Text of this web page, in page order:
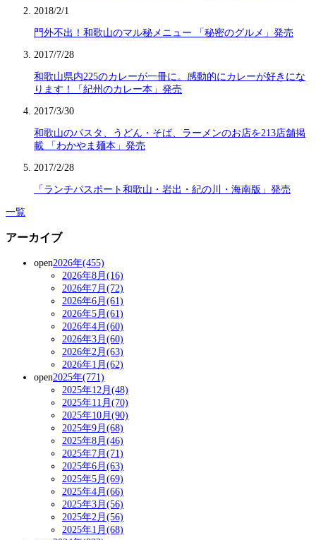
2018/2/1
門外不出！和歌山のマル秘メニュー 「秘密のグルメ」発売
2017/7/28
和歌山県内225のカレーが一冊に。感動的にカレーが好きにな
ります！「紀州のカレー本」発売
2017/3/30
和歌山のパスタ、うどん・そば、ラーメンのお店を213店舗掲
載 「わかやま麺本」発売
2017/2/28
「ランチパスポート和歌山・岩出・紀の川・海南版」発売
一覧
アーカイブ
open2026年(455)
2026年8月(16)
2026年7月(72)
2026年6月(61)
2026年5月(61)
2026年4月(60)
2026年3月(60)
2026年2月(63)
2026年1月(62)
open2025年(771)
2025年12月(48)
2025年11月(70)
2025年10月(90)
2025年9月(68)
2025年8月(46)
2025年7月(71)
2025年6月(63)
2025年5月(69)
2025年4月(66)
2025年3月(56)
2025年2月(56)
2025年1月(68)